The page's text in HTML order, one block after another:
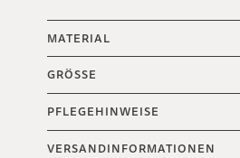
MATERIAL
GRÖSSE
PFLEGEHINWEISE
VERSANDINFORMATIONEN